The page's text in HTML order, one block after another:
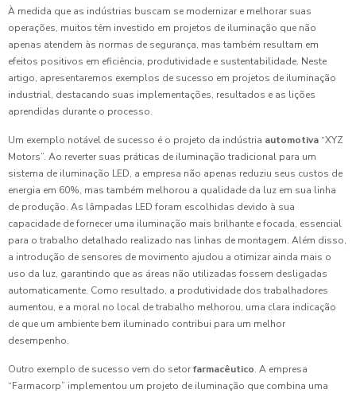
À medida que as indústrias buscam se modernizar e melhorar suas
operações, muitos têm investido em projetos de iluminação que não
apenas atendem às normas de segurança, mas também resultam em
efeitos positivos em eficiência, produtividade e sustentabilidade. Neste
artigo, apresentaremos exemplos de sucesso em projetos de iluminação
industrial, destacando suas implementações, resultados e as lições
aprendidas durante o processo.
Um exemplo notável de sucesso é o projeto da indústria automotiva “XYZ
Motors”. Ao reverter suas práticas de iluminação tradicional para um
sistema de iluminação LED, a empresa não apenas reduziu seus custos de
energia em 60%, mas também melhorou a qualidade da luz em sua linha
de produção. As lâmpadas LED foram escolhidas devido à sua
capacidade de fornecer uma iluminação mais brilhante e focada, essencial
para o trabalho detalhado realizado nas linhas de montagem. Além disso,
a introdução de sensores de movimento ajudou a otimizar ainda mais o
uso da luz, garantindo que as áreas não utilizadas fossem desligadas
automaticamente. Como resultado, a produtividade dos trabalhadores
aumentou, e a moral no local de trabalho melhorou, uma clara indicação
de que um ambiente bem iluminado contribui para um melhor
desempenho.
Outro exemplo de sucesso vem do setorfarmacêutico. A empresa
“Farmacorp” implementou um projeto de iluminação que combina uma